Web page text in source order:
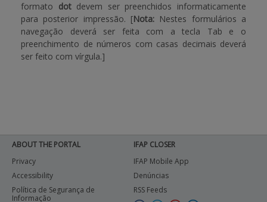
formato dotdevem ser preenchidos informaticamente
para posterior impressão. [Nota: Nestes formulários a
navegação deverá ser feita com a tecla Tab e o
preenchimento de números com casas decimais deverá
ser feito com vírgula.]
ABOUT THE PORTAL
Privacy
Accessibility
Política de Segurança de
Informação
IFAP CLOSER
IFAP Mobile App
Denúncias
RSS Feeds